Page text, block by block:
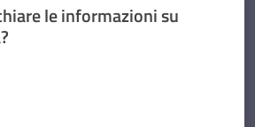
le informazioni su